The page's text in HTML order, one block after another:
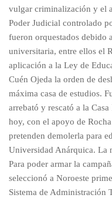
vulgar criminalización y el
Poder Judicial controlado
fueron orquestados debido
universitaria, entre ellos el
aplicación a la Ley de
Cuén Ojeda la orden de
máxima casa de estudios.
arrebató y rescató a la
hoy, con el apoyo de
pretenden demolerla para
Universidad Anárquica. La
Para poder armar la
seleccionó a Noroeste
Sistema de Administración